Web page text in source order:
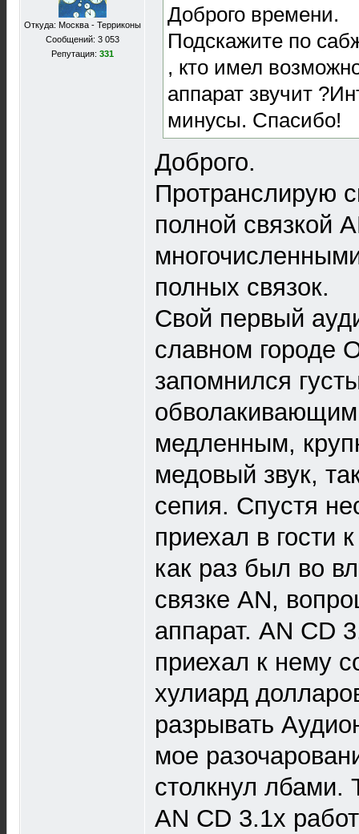
Откуда: Москва - Терриконы
Сообщений: 3 053
Репутация: 331
Доброго времени.
Подскажите по
, кто имел
аппарат звучит
минусы. Спасибо!
Доброго.
Протранслирую
полной связкой
полных связок.
Свой первый
славном городе
запомнился
медленным,
медовый звук,
сепия. Спустя
приехал в гости
как раз был во
связке AN,
аппарат. AN CD
приехал к нему
хулиард
разрывать
мое
столкнул лбами.
AN CD 3.1х